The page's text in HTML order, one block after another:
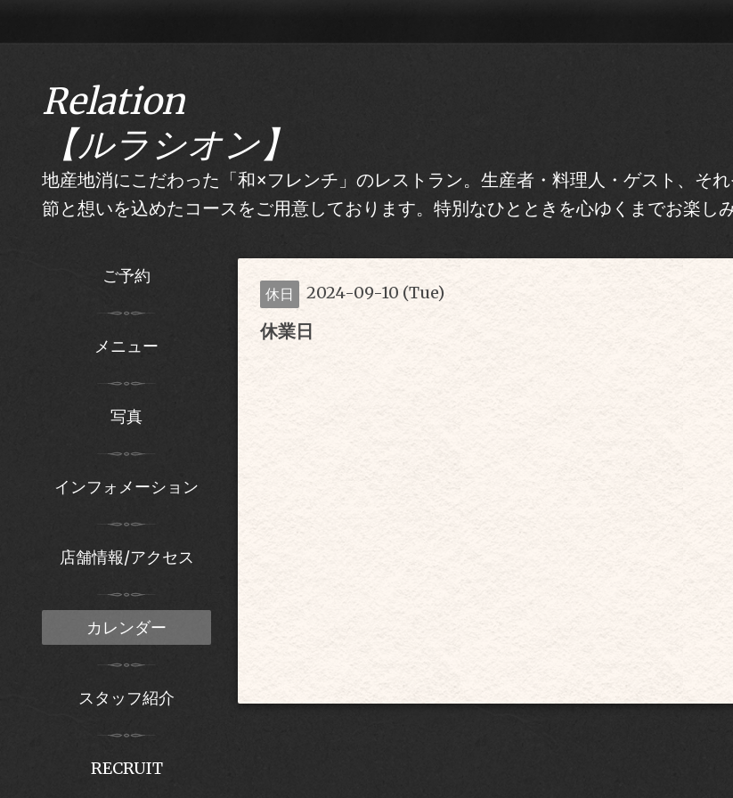
Relation
【ルラシオン】
地産地消にこだわった「和×フレンチ」のレストラン。生産者・料理人・ゲスト、
節と想いを込めたコースをご用意しております。特別なひとときを心ゆくまでお楽しみ
休日 2024-09-10 (Tue)
休業日
ご予約
メニュー
写真
インフォメーション
店舗情報/アクセス
カレンダー
スタッフ紹介
RECRUIT